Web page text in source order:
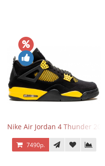
Nike Air Jordan 4 Thunder 2023
7490р.